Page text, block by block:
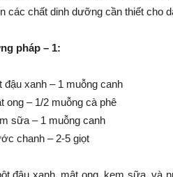
các chất dinh dưỡng cần thiết cho
pháp – 1:
đậu xanh – 1 muỗng canh
ong – 1/2 muỗng cà phê
sữa – 1 muỗng canh
chanh – 2-5 giọt
đậu xanh, mật ong, kem sữa, và